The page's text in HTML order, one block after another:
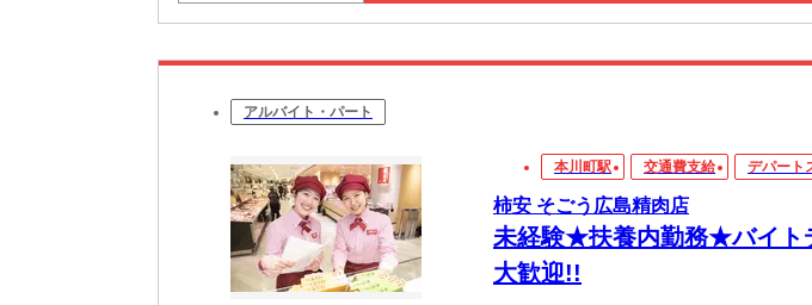
アルバイト・パート
本川町駅 交通費支給 デパート
柿安 そごう広島精肉店
未経験★扶養内勤務★バイト
大歓迎!!